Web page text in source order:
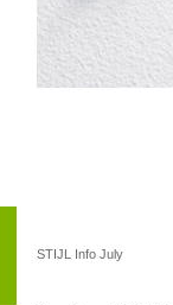
STIJL Info July